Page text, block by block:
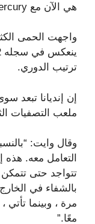
هي الآن مع Mercury ، في مغادرة منتصف الموسم.
واجهت الحمى
ترتيب الدوري.
ملعب التصفيات
وقال وايت:
التعامل معه. هذه
تتواجد حتى
بالشفاء في
مرة ، وبينما
معًا.”